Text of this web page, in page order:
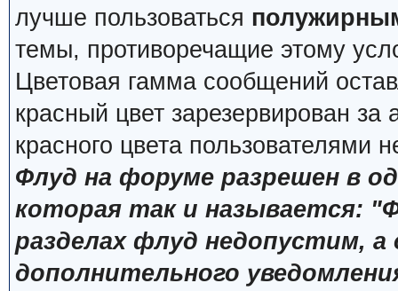
лучше пользоваться
темы, противоречащие этому
Цветовая гамма сообщений
красный цвет зарезервирован
красного цвета пользователями
Флуд на форуме разрешен в
которая так и называется:
разделах флуд недопустим,
дополнительного